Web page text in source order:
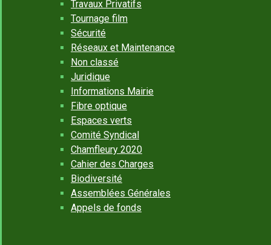
Travaux Privatifs
Tournage film
Sécurité
Réseaux et Maintenance
Non classé
Juridique
Informations Mairie
Fibre optique
Espaces verts
Comité Syndical
Chamfleury 2020
Cahier des Charges
Biodiversité
Assemblées Générales
Appels de fonds